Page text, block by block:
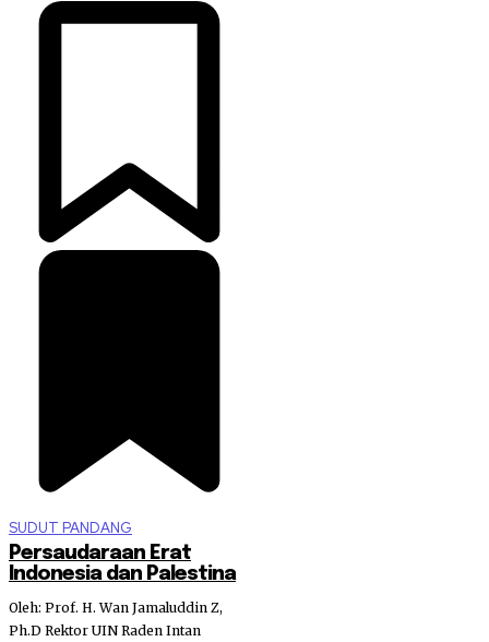
SUDUT PANDANG
Persaudaraan Erat
Indonesia dan Palestina
Oleh: Prof. H. Wan Jamaluddin Z,
Ph.D Rektor UIN Raden Intan